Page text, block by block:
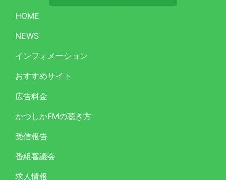
HOME
NEWS
インフォメーション
おすすめサイト
広告料金
かつしかFMの聴き方
受信報告
番組審議会
求人情報